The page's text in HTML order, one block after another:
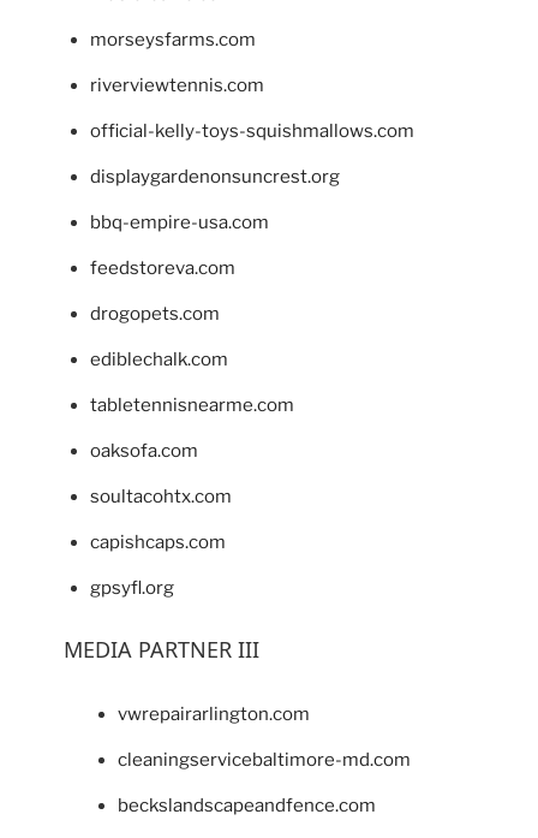
morseysfarms.com
riverviewtennis.com
official-kelly-toys-squishmallows.com
displaygardenonsuncrest.org
bbq-empire-usa.com
feedstoreva.com
drogopets.com
ediblechalk.com
tabletennisnearme.com
oaksofa.com
soultacohtx.com
capishcaps.com
gpsyfl.org
MEDIA PARTNER III
vwrepairarlington.com
cleaningservicebaltimore-md.com
beckslandscapeandfence.com